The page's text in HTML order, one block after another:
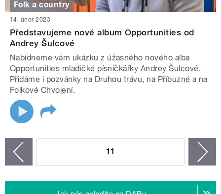
Folk a country
14. únor 2023
Představujeme nové album Opportunities od
Andrey Šulcové
Nabídneme vám ukázku z úžasného nového alba
Opportunities mladičké písničkářky Andrey Šulcové.
Přidáme i pozvánky na Druhou trávu, na Příbuzné a na
Folkové Chvojení.
11